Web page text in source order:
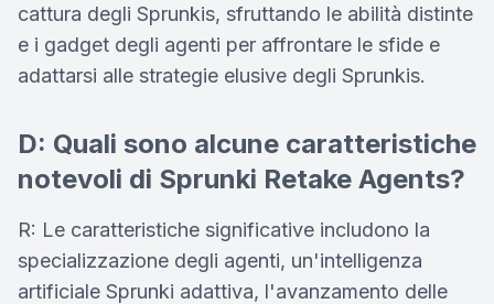
cattura degli Sprunkis, sfruttando le abilità distinte
e i gadget degli agenti per affrontare le sfide e
adattarsi alle strategie elusive degli Sprunkis.
D: Quali sono alcune caratteristiche
notevoli di Sprunki Retake Agents?
R: Le caratteristiche significative includono la
specializzazione degli agenti, un'intelligenza
artificiale Sprunki adattiva, l'avanzamento delle